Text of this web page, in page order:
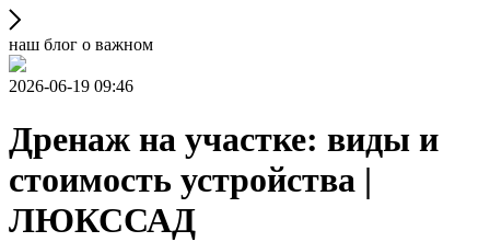
наш блог о важном
2026-06-19 09:46
Дренаж на участке: виды и
стоимость устройства |
ЛЮКССАД